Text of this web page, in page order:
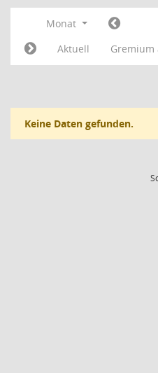
Monat
Aktuell
Gremium
Keine Daten gefunden.